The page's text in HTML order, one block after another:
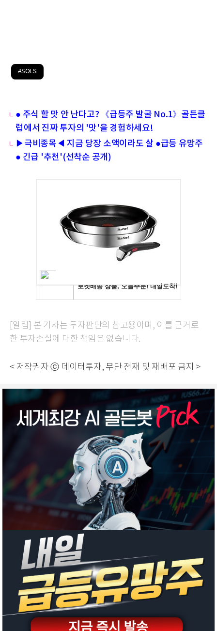
#SOLS
● 주식 할 맛 안 난다고? 《급등주 발굴 No.1》골든클
럽에서 진짜 투자의 '맛'을 경험하세요!
▶극비종목◀ 지금 당장 소액이라도 살 ●급등 유망주
● 긴급 '추천'(선착순 공개)
[알림] 본 기사는 투자판단의 참고용이며, 이를 근거로
한 투자손실에 대한 책임은 없습니다.
< 저작권자 ⓒ 데이터투자, 무단 전재 및 재배포 금지 >